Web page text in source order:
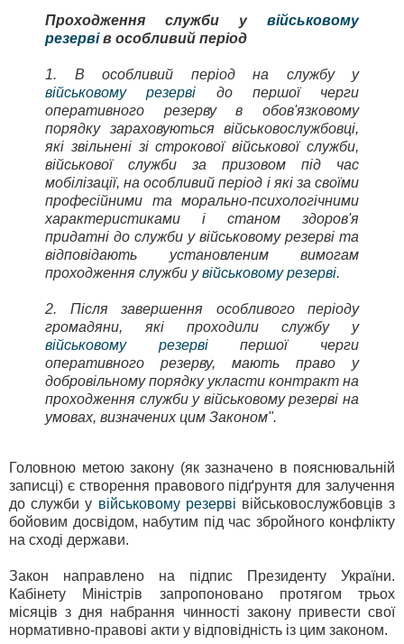
Проходження служби у військовому
резервів особливий період
1. В особливий період на службу у
військовому резерві до першої черги
оперативного резерву в обов'язковому
порядку зараховуються військовослужбовці,
які звільнені зі строкової військової служби,
військової служби за призовом під час
мобілізації, на особливий період і які за своїми
професійними та морально-психологічними
характеристиками і станом здоров'я
придатні до служби у військовому резерві та
відповідають установленим вимогам
проходження служби увійськовому резерві.
2. Після завершення особливого періоду
громадяни, які проходили службу у
військовому резервіпершої черги
оперативного резерву, мають право у
добровільному порядку укласти контракт на
проходження служби у військовому резерві на
умовах, визначених цим Законом".
Головною метою закону (як зазначено в пояснювальній
записці) є створення правового підґрунтя для залучення
до служби у військовому резерві військовослужбовців з
бойовим досвідом, набутим під час збройного конфлікту
на cході держави.
Закон направлено на підпис Президенту України.
Кабінету Міністрів запропоновано протягом трьох
місяців з дня набрання чинності закону привести свої
нормативно-правові акти у відповідність із цим законом.